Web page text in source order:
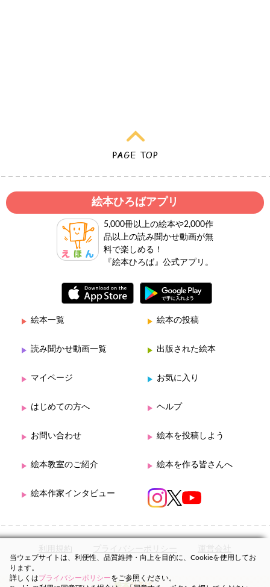
絵本ひろばアプリ
5,000冊以上の絵本や2,000作
品以上の読み聞かせ動画が無
料で楽しめる！
『絵本ひろば』公式アプリ。
絵本一覧 絵本の投稿
読み聞かせ動画一覧 出版された絵本
マイページ お気に入り
はじめての方へ ヘルプ
お問い合わせ 絵本を投稿しよう
絵本教室のご紹介 絵本を作る皆さんへ
絵本作家インタビュー
利用規約 プライバシーポリシー 運営会社
当ウェブサイトは、利便性、品質維持・向上を目的に、Cookieを使用してお
ります。
詳しくはプライバシーポリシーをご参照ください。